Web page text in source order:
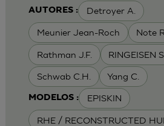
AUTORES : Detroyer A.
Meunier Jean-Roch Note
Rathman J.F. RINGEISEN
Schwab C.H. Yang C.
MODELOS : EPISKIN
RHE / RECONSTRUCTED